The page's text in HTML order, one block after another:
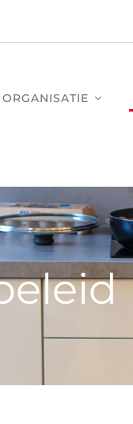
ORGANISATIE